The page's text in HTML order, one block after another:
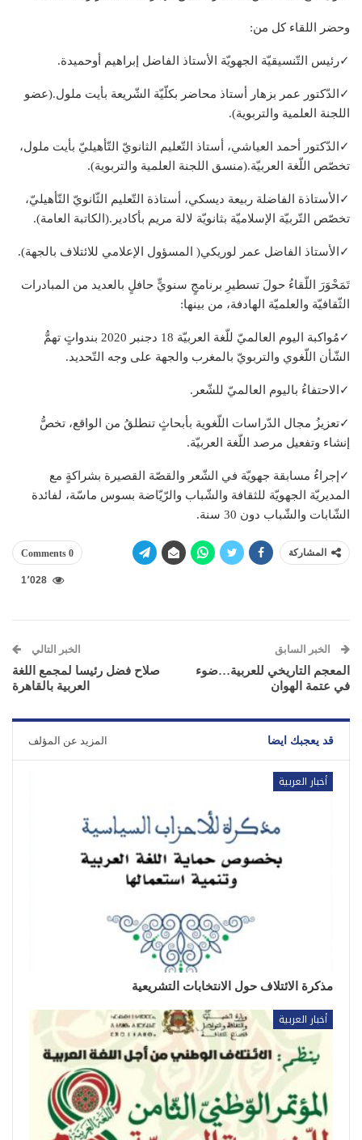
وحضر اللقاء كل من:
✓رئيس التّنسيقيّة الجهويّة الأستاذ الفاضل إبراهيم أوحميدة.
✓الدّكتور عمر بزهار أستاذ محاضر بكلّيّة الشّريعة بأيت ملول.(عضو
اللجنة العلمية والتربوية).
✓الدّكتور أحمد العياشي، أستاذ التّعليم الثانويّ التّأهيليّ بأيت ملول،
تخصّص اللّغة العربيّة.(منسق اللجنة العلمية والتربوية).
✓الأستاذة الفاضلة ربيعة ديسكي، أستاذة التّعليم الثّانويّ التّأهيليّ،
تخصّص التّربيّة الإسلاميّة بثانويّة لالة مريم بأكادير.(الكاتبة العامة).
✓الأستاذ الفاضل عمر لوريكي( المسؤول الإعلامي للائتلاف بالجهة).
تَمَحْوَرَ اللّقاءُ حولَ تسطيرِ برنامجٍ سنويٍّ حافلٍ بالعديد من المبادرات
الثّقافيّة والعلميّة الهادفة، من بينها:
✓مُواكبة اليوم العالميّ للّغة العربيّة 18 دجنبر 2020 بندواتٍ تهمُّ
الشّأن اللّغوي والتربويّ بالمغرب والجهة على وجه التّحديد.
✓الاحتفاءُ باليوم العالميّ للشّعر.
✓تعزيزُ مجال الدّراسات اللّغوية بأبحاثٍ تنطلقُ من الواقع، تخصُّ
إنشاء وتفعيل مرصد اللّغة العربيّة.
✓إجراءُ مسابقة جهويّة في الشّعر والقصّة القصيرة بشراكةٍ مع
المديريّة الجهويّة للثقافة والشّباب والرّيّاضة بسوس ماسّة، لفائدة
الشّابات والشّباب دون 30 سنة.
المشاركة 0 Comments
1٬028
الخبر السابق
المعجم التاريخي للعربية…ضوء
في عتمة الهوان
الخبر التالي
صلاح فضل رئيسا لمجمع اللغة
العربية بالقاهرة
قد يعجبك ايضا المزيد عن المؤلف
أخبار العربية
مذكرة الائتلاف حول الانتخابات التشريعية
أخبار العربية